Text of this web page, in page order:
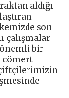
aldığı
son
çalışmalar
bir
cömert
çiftçilerimizin